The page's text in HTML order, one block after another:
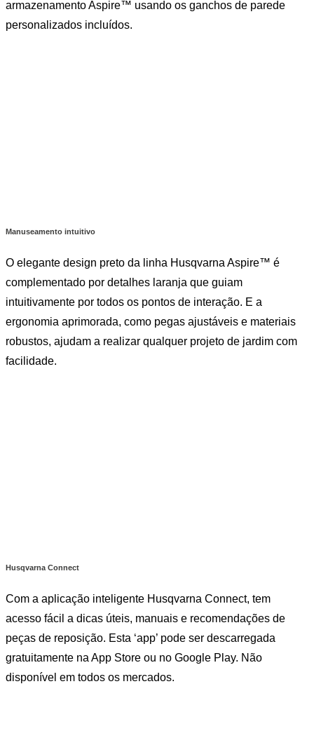
armazenamento Aspire™ usando os ganchos de parede
personalizados incluídos.
Manuseamento intuitivo
O elegante design preto da linha Husqvarna Aspire™ é
complementado por detalhes laranja que guiam
intuitivamente por todos os pontos de interação. E a
ergonomia aprimorada, como pegas ajustáveis e materiais
robustos, ajudam a realizar qualquer projeto de jardim com
facilidade.
Husqvarna Connect
Com a aplicação inteligente Husqvarna Connect, tem
acesso fácil a dicas úteis, manuais e recomendações de
peças de reposição. Esta ‘app’ pode ser descarregada
gratuitamente na App Store ou no Google Play. Não
disponível em todos os mercados.